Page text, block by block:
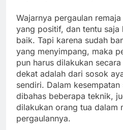
Wajarnya pergaulan
yang positif, dan tentu saja
baik. Tapi karena sudah
yang menyimpang, maka
pun harus dilakukan
dekat adalah dari sosok
sendiri. Dalam
dibahas beberapa teknik,
dilakukan orang tua dalam
pergaulannya.